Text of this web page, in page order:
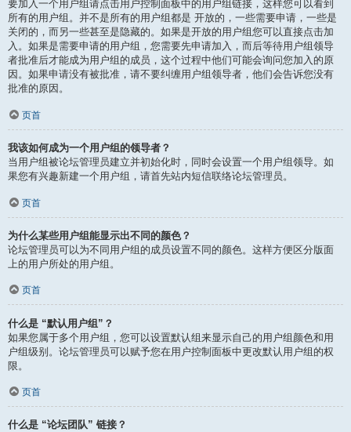
要加入一个用户组请点击用户控制面板中的用户组链接，这样您可以看到
所有的用户组。并不是所有的用户组都是 开放的，一些需要申请，一些是
关闭的，而另一些甚至是隐藏的。如果是开放的用户组您可以直接点击加
入。如果是需要申请的用户组，您需要先申请加入，而后等待用户组领导
者批准后才能成为用户组的成员，这个过程中他们可能会询问您加入的原
因。如果申请没有被批准，请不要纠缠用户组领导者，他们会告诉您没有
批准的原因。
页首
我该如何成为一个用户组的领导者？
当用户组被论坛管理员建立并初始化时，同时会设置一个用户组领导。如
果您有兴趣新建一个用户组，请首先站内短信联络论坛管理员。
页首
为什么某些用户组能显示出不同的颜色？
论坛管理员可以为不同用户组的成员设置不同的颜色。这样方便区分版面
上的用户所处的用户组。
页首
什么是 “默认用户组”？
如果您属于多个用户组，您可以设置默认组来显示自己的用户组颜色和用
户组级别。论坛管理员可以赋予您在用户控制面板中更改默认用户组的权
限。
页首
什么是 “论坛团队” 链接？